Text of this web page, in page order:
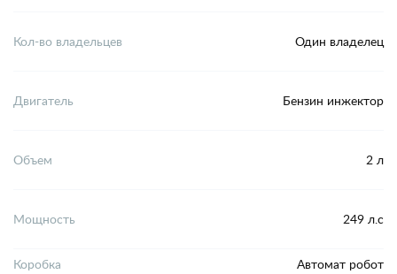
Кол-во владельцев Один владелец
Двигатель Бензин инжектор
Объем 2 л
Мощность 249 л.с
Коробка Автомат робот